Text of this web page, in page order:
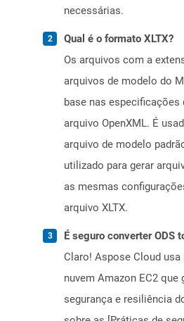
necessárias.
Qual é o formato XLTX?
Os arquivos com a
arquivos de modelo do
base nas
arquivo OpenXML. É
arquivo de modelo
utilizado para gerar
as mesmas
arquivo XLTX.
É seguro converter ODS
Claro! Aspose Cloud
nuvem Amazon EC2 que
segurança e resiliência